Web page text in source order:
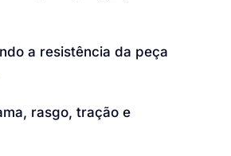
a resistência da peça
rasgo, tração e